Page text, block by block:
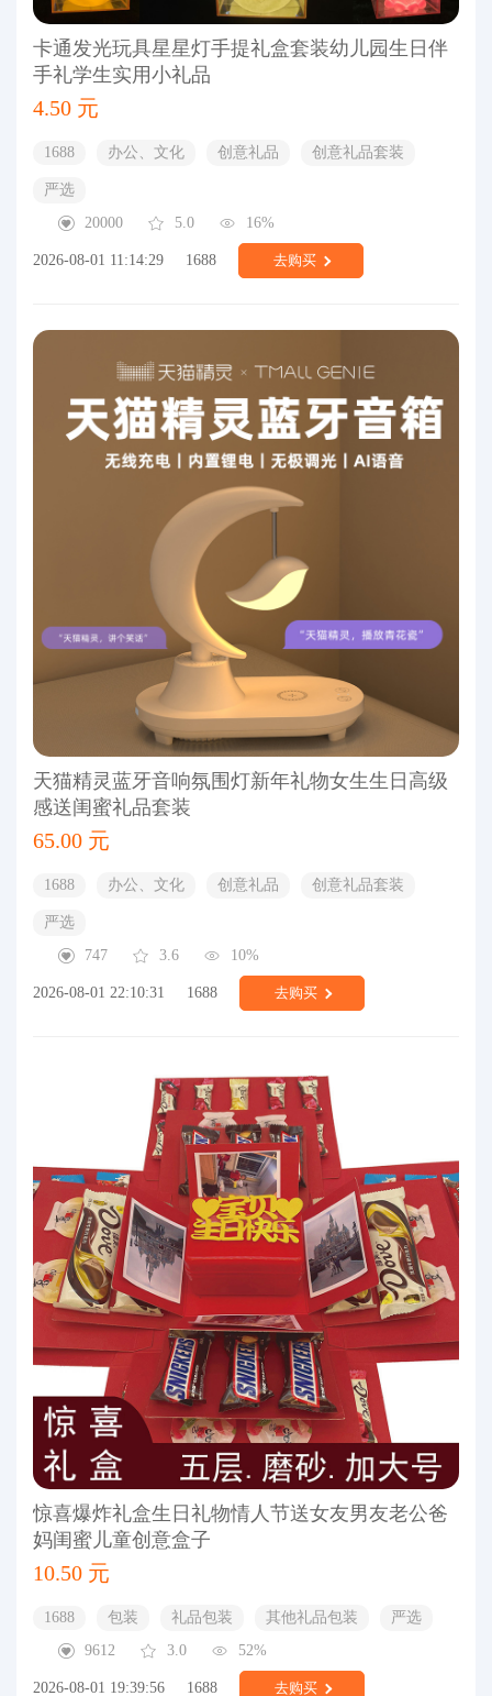
卡通发光玩具星星灯手提礼盒套装幼儿园生日伴
手礼学生实用小礼品
4.50 元
1688 办公、文化 创意礼品 创意礼品套装
严选
20000
5.0 16%
2026-08-01 11:14:29 1688 去购买
天猫精灵蓝牙音响氛围灯新年礼物女生生日高级
感送闺蜜礼品套装
65.00 元
1688 办公、文化 创意礼品 创意礼品套装
严选
747
3.6 10%
2026-08-01 22:10:31 1688 去购买
惊喜爆炸礼盒生日礼物情人节送女友男友老公爸
妈闺蜜儿童创意盒子
10.50 元
1688 包装 礼品包装 其他礼品包装
严选
9612
3.0 52%
2026-08-01 19:39:56 1688 去购买